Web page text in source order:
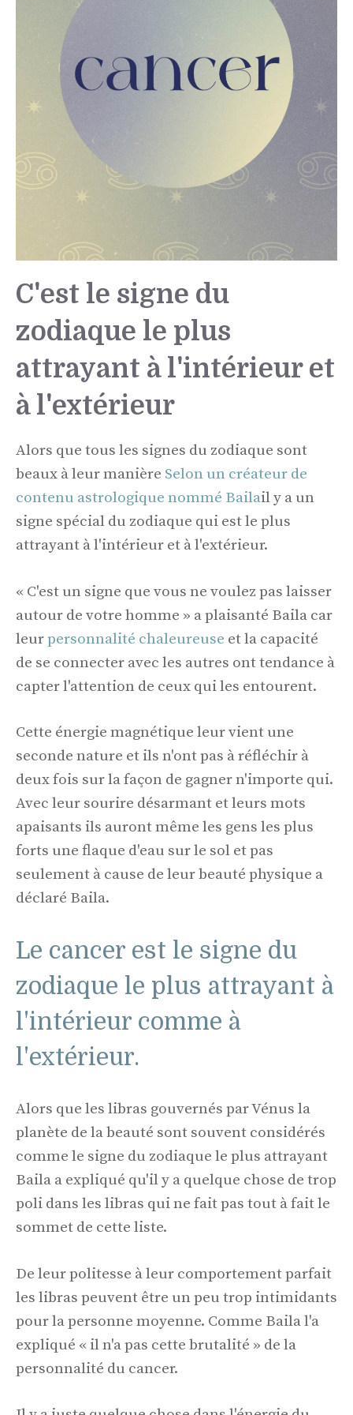
C'est le signe du
zodiaque le plus
attrayant à l'intérieur et
à l'extérieur
Alors que tous les signes du zodiaque sont
beaux à leur manière Selon un créateur de
contenu astrologique nommé Bailail y a un
signe spécial du zodiaque qui est le plus
attrayant à l'intérieur et à l'extérieur.
« C'est un signe que vous ne voulez pas laisser
autour de votre homme » a plaisanté Baila car
leurpersonnalité chaleureuse et la capacité
de se connecter avec les autres ont tendance à
capter l'attention de ceux qui les entourent.
Cette énergie magnétique leur vient une
seconde nature et ils n'ont pas à réfléchir à
deux fois sur la façon de gagner n'importe qui.
Avec leur sourire désarmant et leurs mots
apaisants ils auront même les gens les plus
forts une flaque d'eau sur le sol et pas
seulement à cause de leur beauté physique a
déclaré Baila.
Le cancer est le signe du
zodiaque le plus attrayant à
l'intérieur comme à
l'extérieur.
Alors que les libras gouvernés par Vénus la
planète de la beauté sont souvent considérés
comme le signe du zodiaque le plus attrayant
Baila a expliqué qu'il y a quelque chose de trop
poli dans les libras qui ne fait pas tout à fait le
sommet de cette liste.
De leur politesse à leur comportement parfait
les libras peuvent être un peu trop intimidants
pour la personne moyenne. Comme Baila l'a
expliqué « il n'a pas cette brutalité » de la
personnalité du cancer.